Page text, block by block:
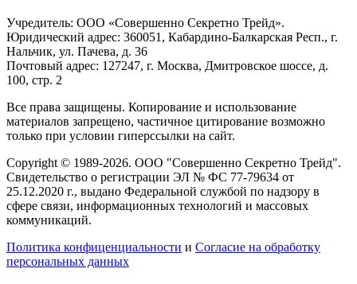
Учредитель: ООО «Совершенно Секретно Трейд».
Юридический адрес: 360051, Кабардино-Балкарская Респ., г.
Нальчик, ул. Пачева, д. 36
Почтовый адрес: 127247, г. Москва, Дмитровское шоссе, д.
100, стр. 2
Все права защищены. Копирование и использование
материалов запрещено, частичное цитирование возможно
только при условии гиперссылки на сайт.
Copyright © 1989-2026. ООО "Совершенно Секретно Трейд".
Свидетельство о регистрации ЭЛ № ФС 77-79634 от
25.12.2020 г., выдано Федеральной службой по надзору в
сфере связи, информационных технологий и массовых
коммуникаций.
Политика конфиценциальности и Согласие на обработку
персональных данных